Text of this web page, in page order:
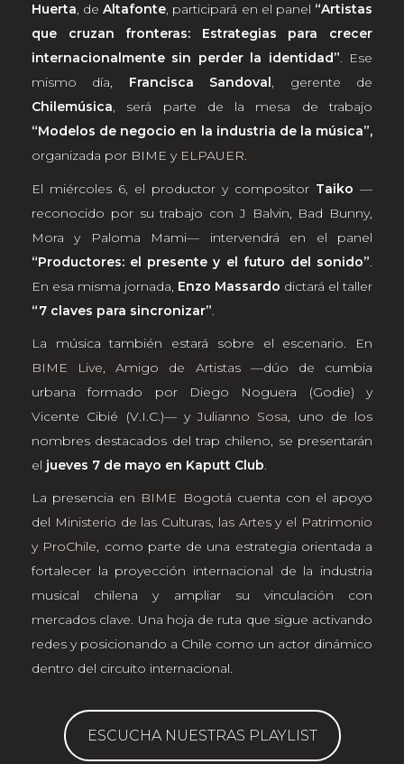
Huerta, deAltafonte, participará en el panel “Artistas
que cruzan fronteras: Estrategias para crecer
internacionalmente sin perder la identidad”. Ese
mismo día, Francisca Sandoval , gerente de
Chilemúsica, será parte de la mesa de trabajo
“Modelos de negocio en la industria de la música”,
organizada por BIME y ELPAUER.
El miércoles 6, el productor y compositor Taiko —
reconocido por su trabajo con J Balvin, Bad Bunny,
Mora y Paloma Mami— intervendrá en el panel
“Productores: el presente y el futuro del sonido”.
En esa misma jornada, Enzo Massardo dictará el taller
“7 claves para sincronizar”.
La música también estará sobre el escenario. En
BIME Live,Amigo de Artistas—dúo de cumbia
urbana formado por Diego Noguera (Godie) y
Vicente Cibié (V.I.C.)— yJulianno Sosa, uno de los
nombres destacados del trap chileno, se presentarán
el jueves 7 de mayo en Kaputt Club.
La presencia en BIME Bogotá cuenta con el apoyo
del Ministerio de las Culturas, las Artes y el Patrimonio
y ProChile, como parte de una estrategia orientada a
fortalecer la proyección internacional de la industria
musical chilena y ampliar su vinculación con
mercados clave. Una hoja de ruta que sigue activando
redes y posicionando a Chile como un actor dinámico
dentro del circuito internacional.
ESCUCHA NUESTRAS PLAYLIST